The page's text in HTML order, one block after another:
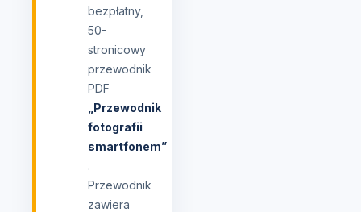
bezpłatny,
50-
stronicowy
przewodnik
PDF
„Przewodnik
fotografii
smartfonem”
.
Przewodnik
zawiera